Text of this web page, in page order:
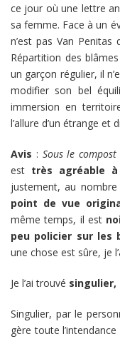
ce jour où une lettre
sa femme. Face à un
n’est pas Van
Répartition des
un garçon régulier, il
modifier son bel
immersion en
l’allure d’un étrange
Avis : Sous le compost
est très agréable
justement, au
point de vue
même temps, il est
peu policier sur les
une chose est sûre, je
Je l’ai trouvé
Singulier, par le
gère toute